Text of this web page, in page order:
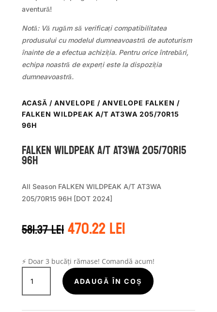
aventură!
Notă: Vă rugăm să verificați compatibilitatea
produsului cu modelul dumneavoastră de autoturism
înainte de a efectua achiziția. Pentru orice întrebări,
echipa noastră de experți este la dispoziția
dumneavoastră.
ACASĂ / ANVELOPE / ANVELOPE FALKEN /
FALKEN WILDPEAK A/T AT3WA 205/70R15
96H
Falken WILDPEAK A/T AT3WA 205/70R15
96H
All Season FALKEN WILDPEAK A/T AT3WA
205/70R15 96H [DOT 2024]
581.37leiPrețul
inițial
fost:
581.37 lei.
470.22leiPrețul
curent
470.22 lei.
⚡ Doar 3 bucăți rămase! Comandă acum!
Cantitate
Falken
WILDPEAK
ADAUGĂ ÎN COȘ